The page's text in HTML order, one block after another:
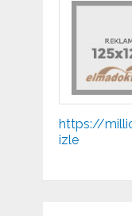
Mp3
indir
https://
izle